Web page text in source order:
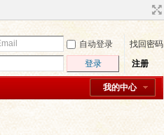
自动登录
找回密码
登录 注册
我的中心